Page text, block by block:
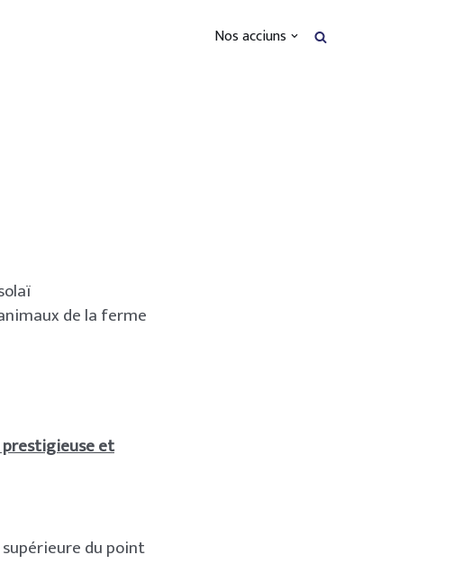
Nos acciuns
de la ferme
prestigieuse et
du point